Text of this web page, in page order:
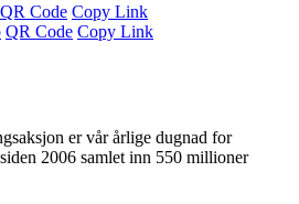
QR Code Copy Link
QR Code Copy Link
er vår årlige dugnad for
2006 samlet inn 550 millioner